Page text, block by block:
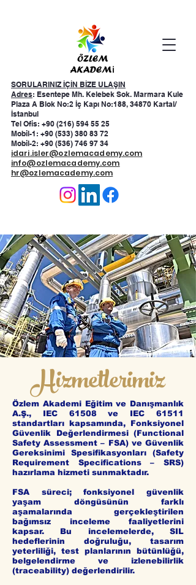
SORULARINIZ İÇİN BİZE ULAŞIN
Adres: Esentepe Mh. Kelebek Sok. Marmara Kule
Plaza A Blok No:2 İç Kapı No:188, 34870 Kartal/
İstanbul
Tel Ofis: +90 (216) 594 55 25
Mobil-1: +90 (533) 380 83 72
Mobil-2: +90 (536) 746 97 34
idari.isler@ozlemacademy.com
info@ozlemacademy.com
hr@ozlemacademy.com
Hizmetlerimiz
Özlem Akademi Eğitim ve Danışmanlık
A.Ş., IEC 61508 ve IEC 61511
standartları kapsamında, Fonksiyonel
Güvenlik Değerlendirmesi (Functional
Safety Assessment – FSA) ve Güvenlik
Gereksinimi Spesifikasyonları (Safety
Requirement Specifications – SRS)
hazırlama hizmeti sunmaktadır.
FSA süreci; fonksiyonel güvenlik
yaşam döngüsünün farklı
aşamalarında gerçekleştirilen
bağımsız inceleme faaliyetlerini
kapsar. Bu incelemelerde, SIL
hedeflerinin doğruluğu, tasarım
yeterliliği, test planlarının bütünlüğü,
belgelendirme ve izlenebilirlik
(traceability) değerlendirilir.